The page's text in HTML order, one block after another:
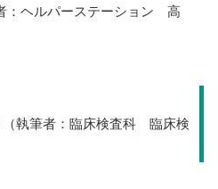
：ヘルパーステーション 高
（執筆者：臨床検査科 臨床検